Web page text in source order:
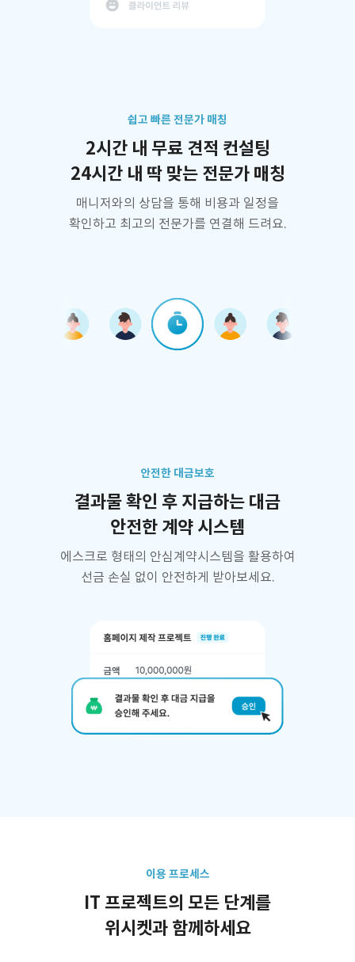
쉽고 빠른 전문가 매칭
2시간 내 무료 견적 컨설팅
24시간 내 딱 맞는 전문가 매칭
매니저와의 상담을 통해 비용과 일정을
확인하고 최고의 전문가를 연결해 드려요.
안전한 대금보호
결과물 확인 후 지급하는 대금
안전한 계약 시스템
에스크로 형태의 안심계약시스템을 활용하여
선금 손실 없이 안전하게 받아보세요.
이용 프로세스
IT 프로젝트의 모든 단계를
위시켓과 함께하세요